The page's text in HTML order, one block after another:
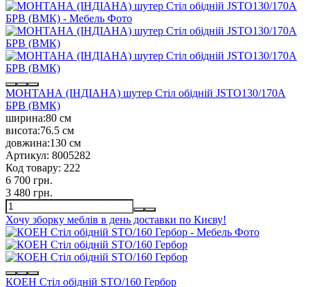
МОНТАНА (ІНДІАНА) шутер Стіл обідній JSTO130/170A
БРВ (ВМК)
ширина:80 см
висота:76.5 см
довжина:130 см
Артикул: 8005282
Код товару: 222
6 700 грн.
3 480 грн.
Хочу зборку меблів в день доставки по Києву!
КОЕН Стіл обідній STO/160 Гербор